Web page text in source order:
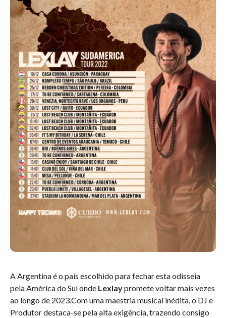
A Argentina é o país escolhido para fechar esta odisseia
pela América do Sul onde Lexlaypromete voltar mais vezes
ao longo de 2023.Com uma maestria musical inédita, o DJ e
Produtor destaca-se pela alta exigência, trazendo consigo